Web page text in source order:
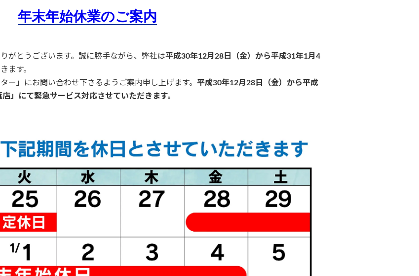
年末年始休業のご案内
がとうございます。誠に勝手ながら、弊社は平成30年12月28日（金）から平成31年1月4
ます。
ー」にお問い合わせ下さるようご案内申し上げます。 平成30年12月28日（金）から平成
」にて緊急サービス対応させていただきます。